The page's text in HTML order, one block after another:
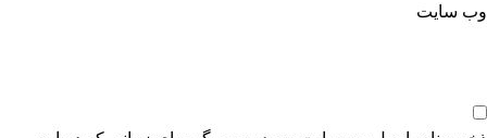
وب‌ سایت